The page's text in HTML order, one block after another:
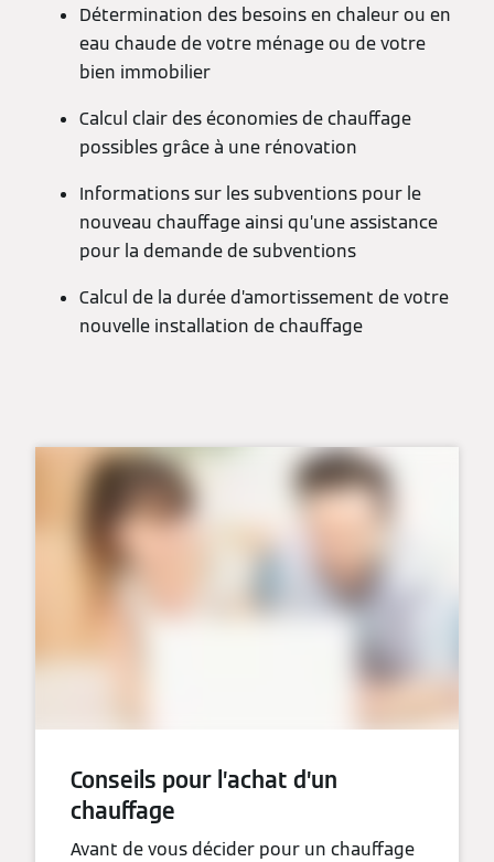
Détermination des besoins en chaleur ou en
eau chaude de votre ménage ou de votre
bien immobilier
Calcul clair des économies de chauffage
possibles grâce à une rénovation
Informations sur les subventions pour le
nouveau chauffage ainsi qu’une assistance
pour la demande de subventions
Calcul de la durée d’amortissement de votre
nouvelle installation de chauffage
Conseils pour l’achat d’un
chauffage
Avant de vous décider pour un chauffage